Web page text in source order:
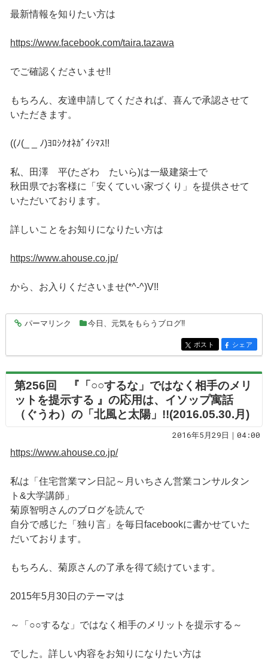
最新情報を知りたい方は
https://www.facebook.com/taira.tazawa
でご確認くださいませ!!
もちろん、友達申請してくだされば、喜んで承認させて
いただきます。
((ﾉ(_ _ ﾉ)ﾖﾛｼｸｵﾈｶﾞｲｼﾏｽ!!
私、田澤 平(たざわ たいら)は一級建築士で
秋田県でお客様に「安くていい家づくり」を提供させて
いただいております。
詳しいことをお知りになりたい方は
https://www.ahouse.co.jp/
から、お入りくださいませ(*^-^)V!!
entry5048
パーマリンク 今日、元気をもらうブログ‼
entry5048
ポスト entry5048
シェア
第256回 『「○○するな」ではなく相手のメリ
ットを提示する 』の応用は、イソップ寓話
（ぐうわ）の「北風と太陽」!!(2016.05.30.月)
2016年5月29日｜04:00
https://www.ahouse.co.jp/
私は「住宅営業マン日記～月いちさん営業コンサルタン
ト&大学講師」
菊原智明さんのブログを読んで
自分で感じた「独り言」を毎日facebookに書かせていた
だいております。
もちろん、菊原さんの了承を得て続けています。
2015年5月30日のテーマは
～「○○するな」ではなく相手のメリットを提示する～
でした。詳しい内容をお知りになりたい方は